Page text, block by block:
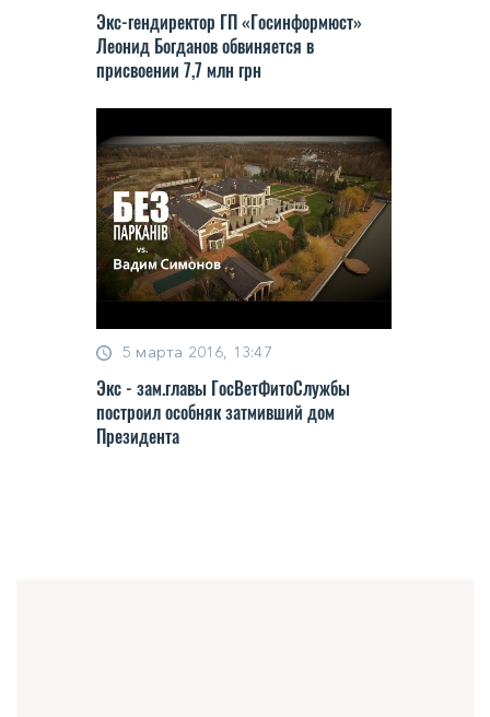
Экс-гендиректор ГП «Госинформюст»
Леонид Богданов обвиняется в
присвоении 7,7 млн грн
5 марта 2016, 13:47
Экс - зам.главы ГосВетФитоСлужбы
построил особняк затмивший дом
Президента